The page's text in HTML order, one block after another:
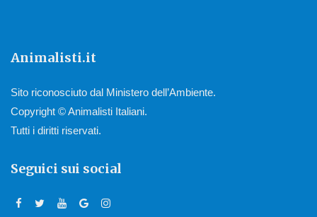
Animalisti.it
Sito riconosciuto dal Ministero dell’Ambiente.
Copyright © Animalisti Italiani.
Tutti i diritti riservati.
Seguici sui social